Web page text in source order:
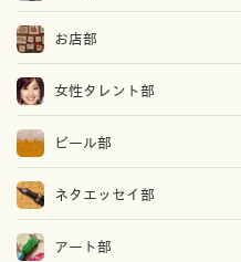
お店部
女性タレント部
ビール部
ネタエッセイ部
アート部